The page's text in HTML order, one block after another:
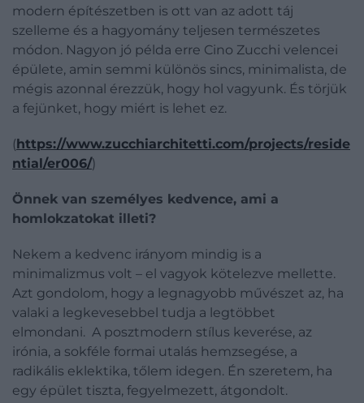
modern építészetben is ott van az adott táj
szelleme és a hagyomány teljesen természetes
módon. Nagyon jó példa erre Cino Zucchi velencei
épülete, amin semmi különös sincs, minimalista, de
mégis azonnal érezzük, hogy hol vagyunk. És törjük
a fejünket, hogy miért is lehet ez.
(https://www.zucchiarchitetti.com/projects/reside
ntial/er006/)
Önnek van személyes kedvence, ami a
homlokzatokat illeti?
Nekem a kedvenc irányom mindig is a
minimalizmus volt – el vagyok kötelezve mellette.
Azt gondolom, hogy a legnagyobb művészet az, ha
valaki a legkevesebbel tudja a legtöbbet
elmondani. A posztmodern stílus keverése, az
irónia, a sokféle formai utalás hemzsegése, a
radikális eklektika, tőlem idegen. Én szeretem, ha
egy épület tiszta, fegyelmezett, átgondolt.